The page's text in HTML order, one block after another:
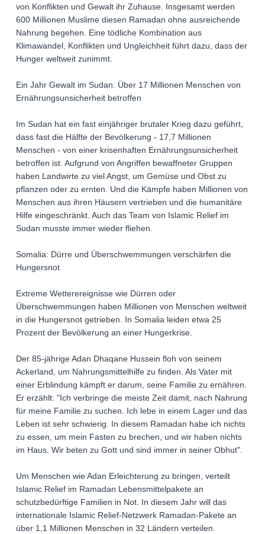
von Konflikten und Gewalt ihr Zuhause. Insgesamt werden
600 Millionen Muslime diesen Ramadan ohne ausreichende
Nahrung begehen. Eine tödliche Kombination aus
Klimawandel, Konflikten und Ungleichheit führt dazu, dass der
Hunger weltweit zunimmt.
Ein Jahr Gewalt im Sudan: Über 17 Millionen Menschen von
Ernährungsunsicherheit betroffen
Im Sudan hat ein fast einjähriger brutaler Krieg dazu geführt,
dass fast die Hälfte der Bevölkerung - 17,7 Millionen
Menschen - von einer krisenhaften Ernährungsunsicherheit
betroffen ist. Aufgrund von Angriffen bewaffneter Gruppen
haben Landwirte zu viel Angst, um Gemüse und Obst zu
pflanzen oder zu ernten. Und die Kämpfe haben Millionen von
Menschen aus ihren Häusern vertrieben und die humanitäre
Hilfe eingeschränkt. Auch das Team von Islamic Relief im
Sudan musste immer wieder fliehen.
Somalia: Dürre und Überschwemmungen verschärfen die
Hungersnot
Extreme Wetterereignisse wie Dürren oder
Überschwemmungen haben Millionen von Menschen weltweit
in die Hungersnot getrieben. In Somalia leiden etwa 25
Prozent der Bevölkerung an einer Hungerkrise.
Der 85-jährige Adan Dhaqane Hussein floh von seinem
Ackerland, um Nahrungsmittelhilfe zu finden. Als Vater mit
einer Erblindung kämpft er darum, seine Familie zu ernähren.
Er erzählt: "Ich verbringe die meiste Zeit damit, nach Nahrung
für meine Familie zu suchen. Ich lebe in einem Lager und das
Leben ist sehr schwierig. In diesem Ramadan habe ich nichts
zu essen, um mein Fasten zu brechen, und wir haben nichts
im Haus. Wir beten zu Gott und sind immer in seiner Obhut".
Um Menschen wie Adan Erleichterung zu bringen, verteilt
Islamic Relief im Ramadan Lebensmittelpakete an
schutzbedürftige Familien in Not. In diesem Jahr will das
internationale Islamic Relief-Netzwerk Ramadan-Pakete an
über 1,1 Millionen Menschen in 32 Ländern verteilen.